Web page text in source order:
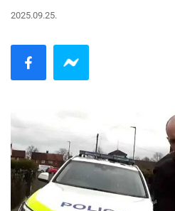
2025.09.25.